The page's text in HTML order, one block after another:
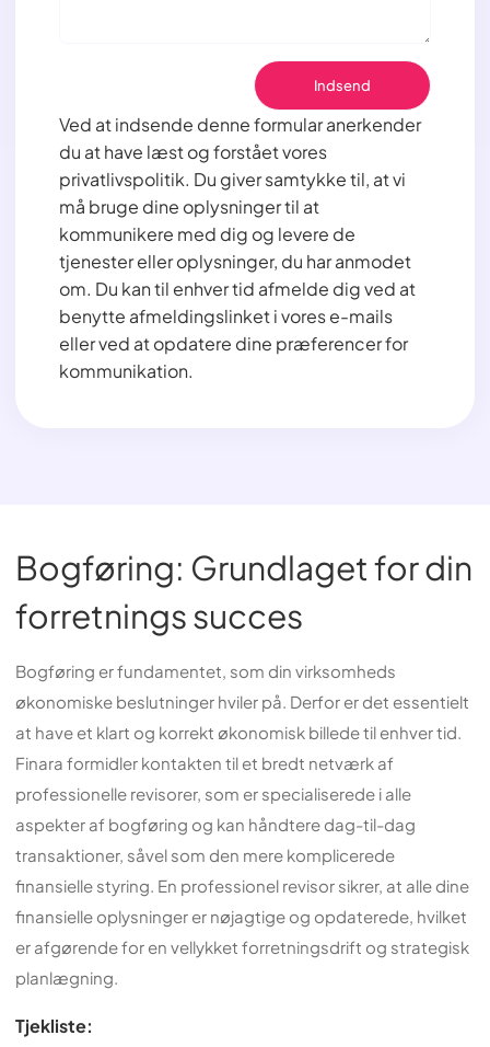
Ved at indsende denne formular anerkender
du at have læst og forstået vores
privatlivspolitik. Du giver samtykke til, at vi
må bruge dine oplysninger til at
kommunikere med dig og levere de
tjenester eller oplysninger, du har anmodet
om. Du kan til enhver tid afmelde dig ved at
benytte afmeldingslinket i vores e-mails
eller ved at opdatere dine præferencer for
kommunikation.
Bogføring: Grundlaget for din
forretnings succes
Bogføring er fundamentet, som din virksomheds
økonomiske beslutninger hviler på. Derfor er det essentielt
at have et klart og korrekt økonomisk billede til enhver tid.
Finara formidler kontakten til et bredt netværk af
professionelle revisorer, som er specialiserede i alle
aspekter af bogføring og kan håndtere dag-til-dag
transaktioner, såvel som den mere komplicerede
finansielle styring. En professionel revisor sikrer, at alle dine
finansielle oplysninger er nøjagtige og opdaterede, hvilket
er afgørende for en vellykket forretningsdrift og strategisk
planlægning.
Tjekliste: